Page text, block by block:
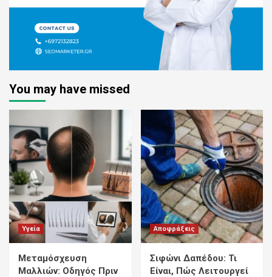
You may have missed
Υγεία
Μεταμόσχευση
Μαλλιών: Οδηγός Πριν
Αποφράξεις
Σιφώνι Δαπέδου: Τι
Είναι, Πώς Λειτουργεί